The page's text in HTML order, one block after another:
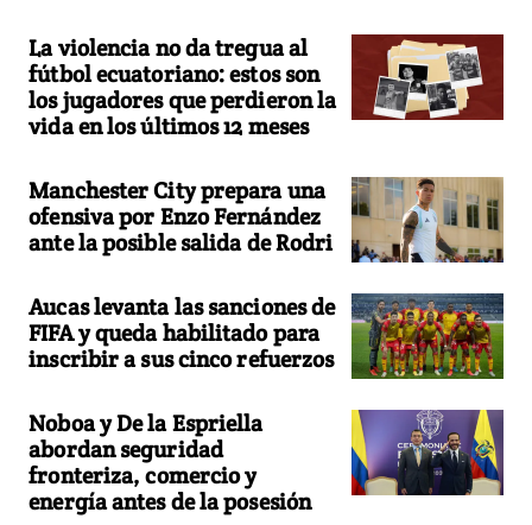
La violencia no da tregua al
fútbol ecuatoriano: estos son
los jugadores que perdieron la
vida en los últimos 12 meses
Manchester City prepara una
ofensiva por Enzo Fernández
ante la posible salida de Rodri
Aucas levanta las sanciones de
FIFA y queda habilitado para
inscribir a sus cinco refuerzos
Noboa y De la Espriella
abordan seguridad
fronteriza, comercio y
energía antes de la posesión